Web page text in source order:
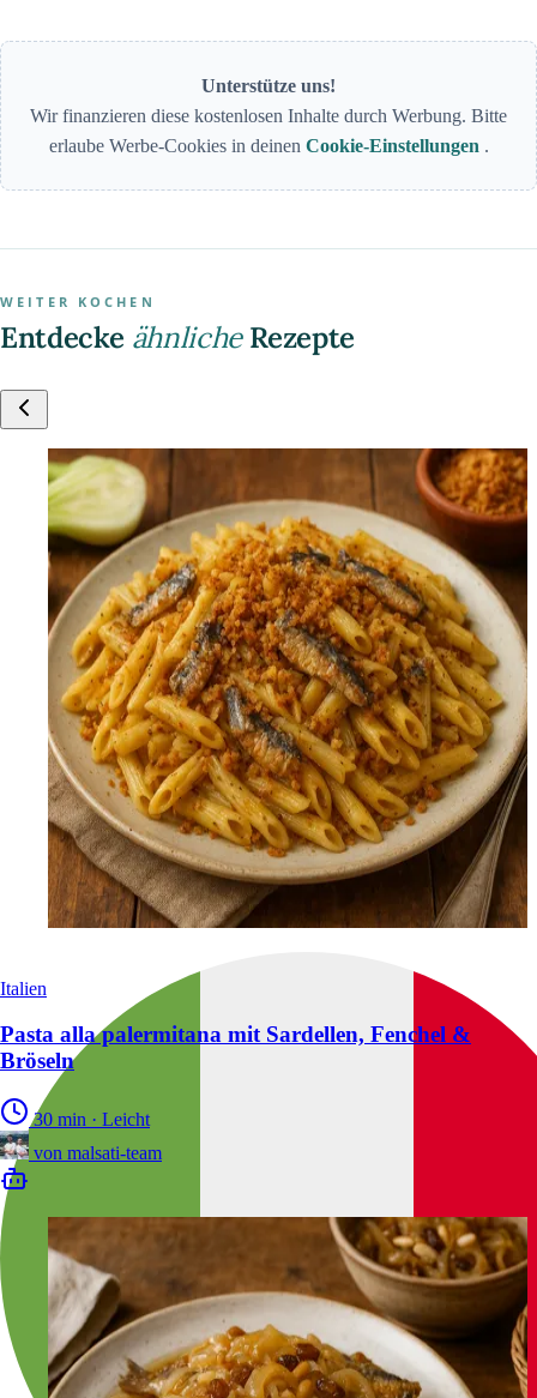
Unterstütze uns!
Wir finanzieren diese kostenlosen Inhalte durch Werbung. Bitte
erlaube Werbe-Cookies in deinen Cookie-Einstellungen .
WEITER KOCHEN
Entdecke ähnlicheRezepte
Italien
Pasta alla palermitana mit Sardellen, Fenchel &
Bröseln
30 min · Leicht
von malsati-team